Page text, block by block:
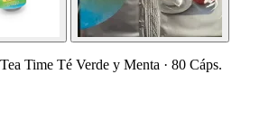
Time Té Verde y Menta · 80 Cáps.